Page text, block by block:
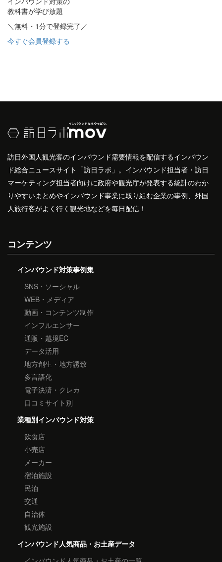
教科書が学び放題
＼無料・1分で登録完了／
今すぐ会員登録する
訪日外国人観光客のインバウンド需要情報を配信するインバウン
ド総合ニュースサイト「訪日ラボ」。インバウンド担当者・訪日
マーケティング担当者向けに政府や観光庁が発表する統計のわか
りやすいまとめやインバウンド事業に取り組む企業の事例、外国
人旅行客がよく行く観光地などを毎日配信！
コンテンツ
インバウンド対策事例集
SNS・ソーシャル
WEB・メディア
動画・コンテンツ制作
インフルエンサー
通販・越境EC
データ活用
地方創生・地方誘致
多言語化
電子決済・クレカ
口コミサイト別
業種別インバウンド対策
飲食店
小売店
メーカー
宿泊施設
民泊
交通
自治体
観光施設
インバウンド人気商品・お土産データ